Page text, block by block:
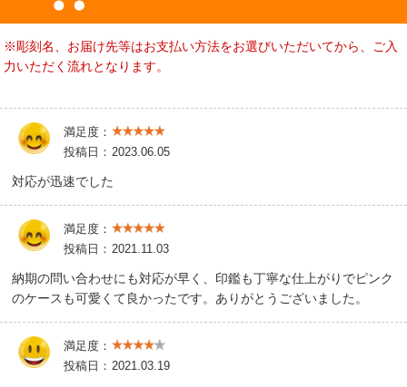
※彫刻名、お届け先等はお支払い方法をお選びいただいてから、ご入
力いただく流れとなります。
満足度：
投稿日： 2023.06.05
対応が迅速でした
満足度：
投稿日： 2021.11.03
納期の問い合わせにも対応が早く、印鑑も丁寧な仕上がりでピンク
のケースも可愛くて良かったです。ありがとうございました。
満足度：
投稿日： 2021.03.19